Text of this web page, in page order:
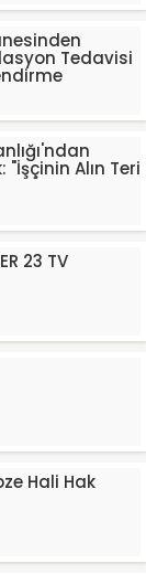
Tedavisi
Alın Teri
23 TV
Hali Hak